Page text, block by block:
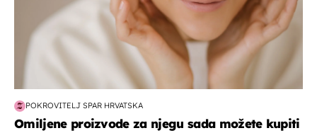
POKROVITELJ SPAR HRVATSKA
Omiljene proizvode za njegu sada možete kupiti